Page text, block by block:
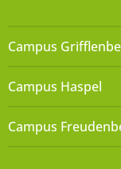
Campus
Campus Haspel
Campus